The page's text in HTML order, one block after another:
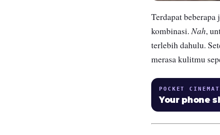
Terdapat
kombinasi.Nah,
terlebih dahulu.
merasa kulitmu
POCKET
Your phone